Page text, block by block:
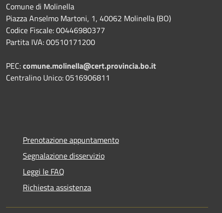
Comune di Molinella
Piazza Anselmo Martoni, 1, 40062 Molinella (BO)
Codice Fiscale: 00446980377
Partita IVA: 00510171200
PEC:comune.molinella@cert.provincia.bo.it
Centralino Unico: 0516906811
Prenotazione appuntamento
Segnalazione disservizio
Leggi le FAQ
Richiesta assistenza